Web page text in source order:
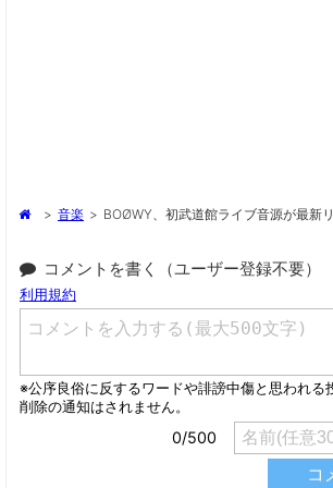
> 音楽 > BOØWY、初武道館ライブ音源が最新
コメントを書く（ユーザー登録不要）